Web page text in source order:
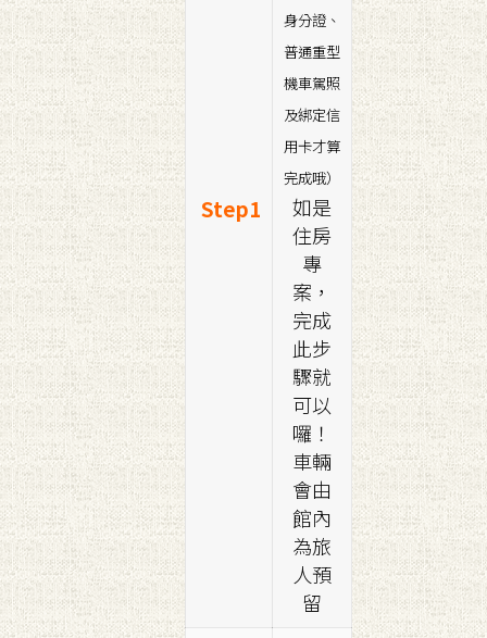
Step1
身分證、
普通重型
機車駕照
及綁定信
用卡才算
完成哦）
如是
住房
專
案，
完成
此步
驟就
可以
囉！
車輛
會由
館內
為旅
人預
留